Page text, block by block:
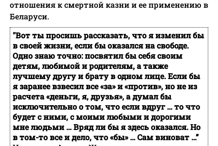
отношения к смертной казни и ее применению в
Беларуси.
"Вот ты просишь рассказать, что я изменил бы
в своей жизни, если бы оказался на свободе.
Одно знаю точно: посвятил бы себя своим
детям, любимой и родителям, а также
лучшему другу и брату в одном лице. Если бы
я заранее взвесил все «за» и «против», но не из
расчета «деньги, я, друзья», а думал бы
исключительно о том, что если вдруг … то что
будет с ними, с моими любыми и дорогими
мне людьми … Вряд ли бы я здесь оказался. Но
в том-то все и дело, что «бы» … Сам виноват …”